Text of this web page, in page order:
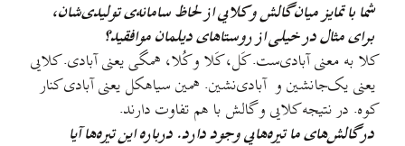
شما با تمایز میان گالش و کلایی از لحاظ سامانه‌ی تولیدی‌شان،
برای مثال در خیلی از روستاهای دیلمان موافقید؟
کلا به معنی آبادی‌ست. کَل، کَلا و کُلا، همگی یعنی آبادی. کلایی
یعنی یک‌جانشین و آبادی‌نشین. همین سیاهکل یعنی آبادی کنار
کوه. در نتیجه کلایی و گالش با هم تفاوت دارند.
در گالش‌های ما تیره‌هایی وجود دارد. درباره این تیره‌ها آیا